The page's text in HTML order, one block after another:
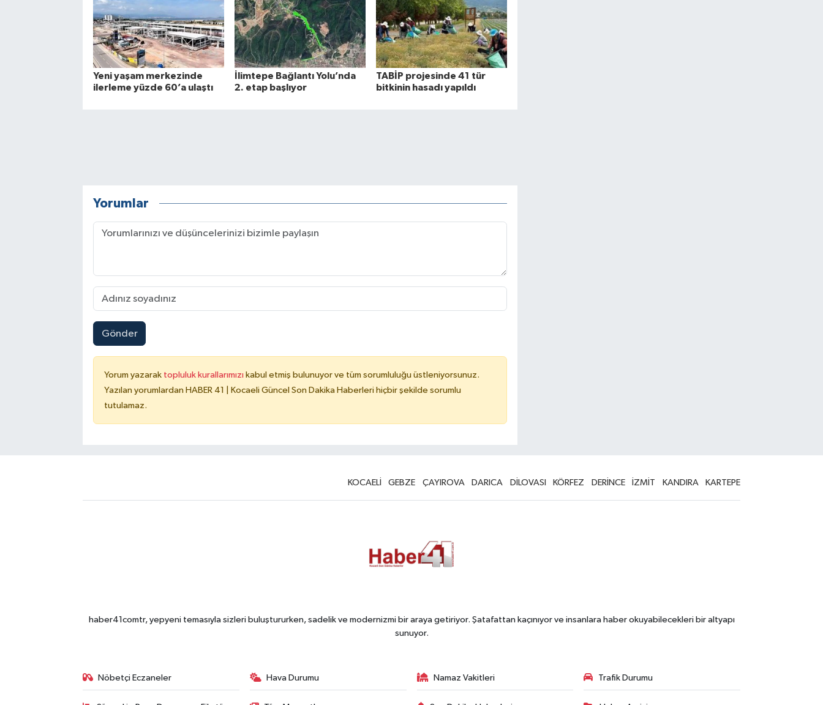
Yeni yaşam merkezinde
ilerleme yüzde 60’a ulaştı
İlimtepe Bağlantı Yolu’nda
2. etap başlıyor
TABİP projesinde 41 tür
bitkinin hasadı yapıldı
Yorumlar
Gönder
Yorum yazarak topluluk kurallarımızı kabul etmiş bulunuyor ve tüm sorumluluğu üstleniyorsunuz.
Yazılan yorumlardan HABER 41 | Kocaeli Güncel Son Dakika Haberleri hiçbir şekilde sorumlu
tutulamaz.
KOCAELİ GEBZE ÇAYIROVA DARICA DİLOVASI KÖRFEZ DERİNCE İZMİT KANDIRA KARTEPE
haber41comtr, yepyeni temasıyla sizleri buluştururken, sadelik ve modernizmi bir araya getiriyor. Şatafattan kaçınıyor ve insanlara haber okuyabilecekleri bir altyapı
sunuyor.
Nöbetçi Eczaneler Hava Durumu Namaz Vakitleri Trafik Durumu